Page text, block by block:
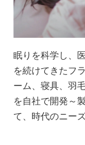
眠りを科学し、
を続けてきたフ
ーム、寝具、羽
を自社で開発～
て、時代のニー